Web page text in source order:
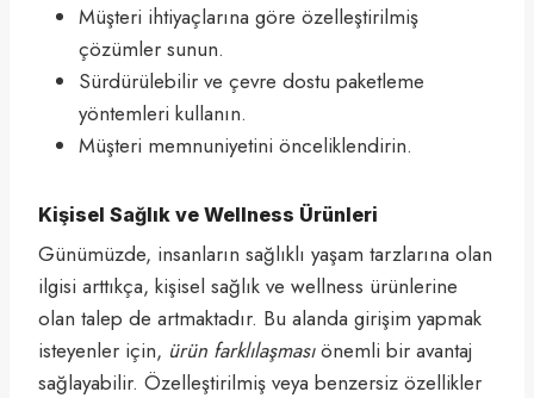
Müşteri ihtiyaçlarına göre özelleştirilmiş
çözümler sunun.
Sürdürülebilir ve çevre dostu paketleme
yöntemleri kullanın.
Müşteri memnuniyetini önceliklendirin.
Kişisel Sağlık ve Wellness Ürünleri
Günümüzde, insanların sağlıklı yaşam tarzlarına olan
ilgisi arttıkça, kişisel sağlık ve wellness ürünlerine
olan talep de artmaktadır. Bu alanda girişim yapmak
isteyenler için, ürün farklılaşmasıönemli bir avantaj
sağlayabilir. Özelleştirilmiş veya benzersiz özellikler